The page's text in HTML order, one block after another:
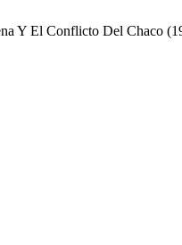
Y El Conflicto Del Chaco